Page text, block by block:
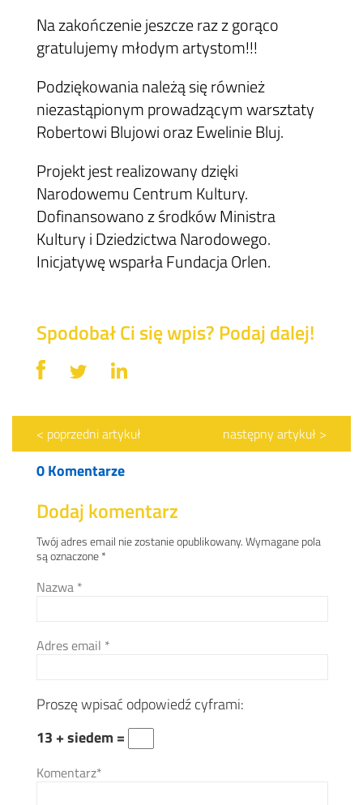
Na zakończenie jeszcze raz z gorąco
gratulujemy młodym artystom!!!
Podziękowania należą się również
niezastąpionym prowadzącym warsztaty
Robertowi Blujowi oraz Ewelinie Bluj.
Projekt jest realizowany dzięki
Narodowemu Centrum Kultury.
Dofinansowano z środków Ministra
Kultury i Dziedzictwa Narodowego.
Inicjatywę wsparła Fundacja Orlen.
Spodobał Ci się wpis? Podaj dalej!
< poprzedni artykuł następny artykuł >
0 Komentarze
Dodaj komentarz
Twój adres email nie zostanie opublikowany.Wymagane pola
są oznaczone*
Nazwa *
Adres email *
Proszę wpisać odpowiedź cyframi:
13 + siedem =
Komentarz*